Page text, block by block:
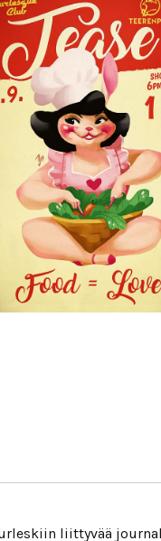
29/09/2017
liittyvää